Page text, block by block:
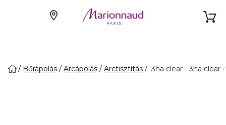
Bőrápolás Arcápolás Arctisztítás 3ha clear - 3ha clear